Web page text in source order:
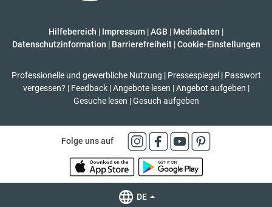
Hilfebereich | Impressum |AGB | Mediadaten |
Datenschutzinformation | Barrierefreiheit | Cookie-Einstellungen
Professionelle und gewerbliche Nutzung | Pressespiegel | Passwort
vergessen? | Feedback | Angebote lesen | Angebot aufgeben |
Gesuche lesen | Gesuch aufgeben
Folge uns auf
DE